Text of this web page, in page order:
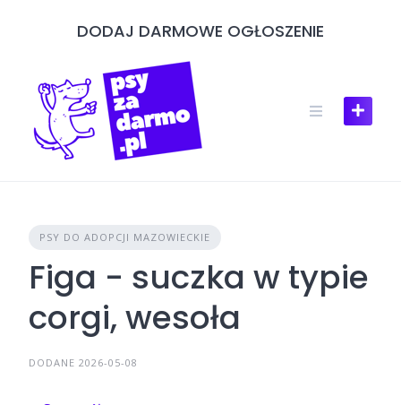
DODAJ DARMOWE OGŁOSZENIE
PSY DO ADOPCJI MAZOWIECKIE
Figa - suczka w typie
corgi, wesoła
DODANE 2026-05-08